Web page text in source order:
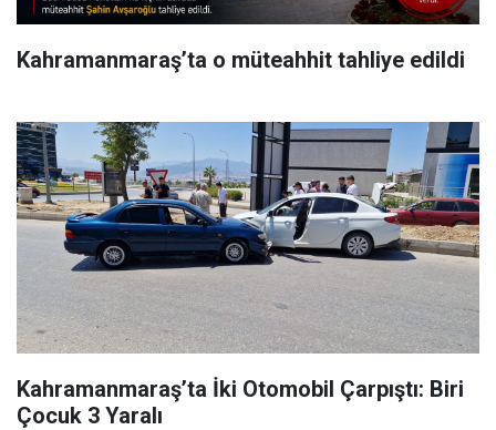
Kahramanmaraş’ta o müteahhit tahliye edildi
Kahramanmaraş’ta İki Otomobil Çarpıştı: Biri
Çocuk 3 Yaralı